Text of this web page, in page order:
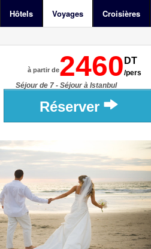
Hôtels Voyages Croisières
à partir de2460 DT
/pers
Séjour de 7 - Séjour à Istanbul
Réserver